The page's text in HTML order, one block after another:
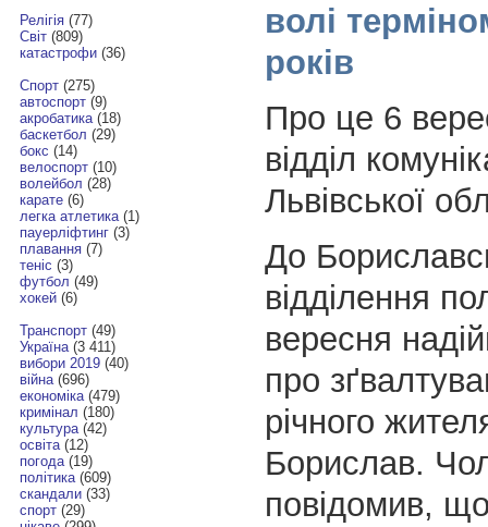
Релігія(77)
Світ(809)
катастрофи(36)
Спорт(275)
автоспорт(9)
акробатика(18)
баскетбол (29)
бокс (14)
велоспорт(10)
волейбол (28)
карате(6)
легка атлетика(1)
пауерліфтинг(3)
плавання(7)
теніс (3)
футбол (49)
хокей(6)
Транспорт(49)
Україна(3 411)
вибори 2019(40)
війна(696)
економіка(479)
кримінал (180)
культура(42)
освіта(12)
погода(19)
політика(609)
скандали(33)
спорт(29)
волі
років
Про це 6
відділ
Львівської
До
відділення
вересня
про
річного
Борислав.
повідомив,